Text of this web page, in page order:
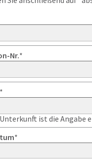
Nr.*
ist die Angabe
*